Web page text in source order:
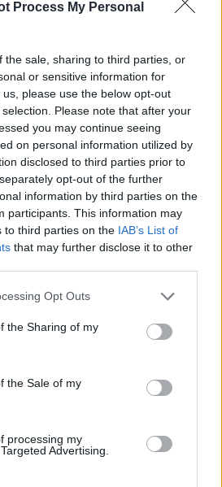
Process My Personal
the sale, sharing to third parties, or
or sensitive information for
please use the below opt-out
Please note that after your
you may continue seeing
on personal information utilized by
disclosed to third parties prior to
opt-out of the further
information by third parties on the
participants. This information may
to third parties on the IAB’s List of
that may further disclose it to other
Opt Outs
the Sharing of my
the Sale of my
processing my
Advertising.
correu electrònic i el lloc web en
la propera vegada que comenti.